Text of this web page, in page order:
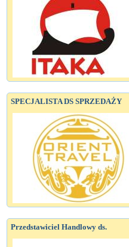
SPECJALISTA DS SPRZEDAŻY
Przedstawiciel Handlowy ds.